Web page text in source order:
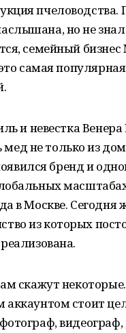
пчеловодства.
но не
семейный
самая
и невестка
не только из
бренд и
в Москве. Сегодня
из которых
скажут
аккаунтом стоит